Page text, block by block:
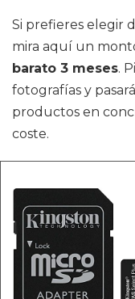
Si prefieres elegir
mira aquí un
barato 3 meses.
fotografías y
productos en
coste.